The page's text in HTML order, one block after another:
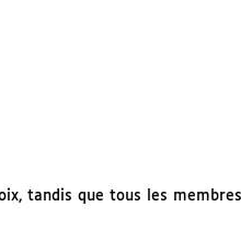
tandis que tous les